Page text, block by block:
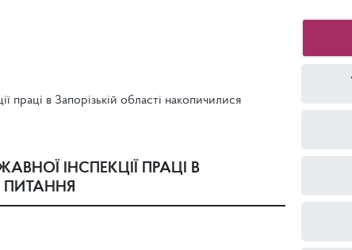
праці в Запорізькій області накопичилися
ІНСПЕКЦІЇ ПРАЦІ В
ПИТАННЯ